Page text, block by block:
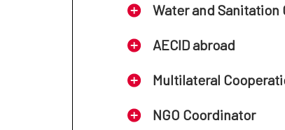
Water and Sanitation
AECID abroad
Multilateral
NGO Coordinator